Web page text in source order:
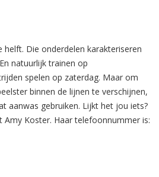
helft. Die onderdelen karakteriseren
natuurlijk trainen op
spelen op zaterdag. Maar om
binnen de lijnen te verschijnen,
aanwas gebruiken. Lijkt het jou iets?
Koster. Haar telefoonnummer is: